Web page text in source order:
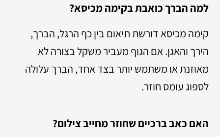
למה הברך כואבת בקימה מכיסא?
קימה מכיסא דורשת תיאום בין כף הרגל, הברך,
הירך והאגן. אם הגוף מעביר משקל בצורה לא
מאוזנת או משתמש יותר בצד אחד, הברך עלולה
לספוג עומס חוזר.
האם כאב ברכיים שחוזר מחייב צילום?